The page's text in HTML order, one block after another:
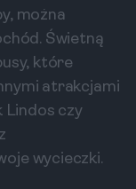
można
Świetną
które
atrakcjami
Lindos czy
wycieczki.